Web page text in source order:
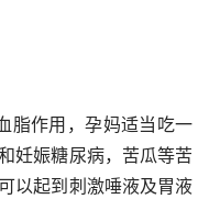
脂作用，孕妈适当吃一
妊娠糖尿病，苦瓜等苦
以起到刺激唾液及胃液